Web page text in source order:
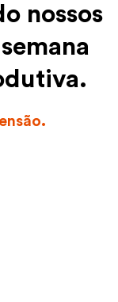
nossos